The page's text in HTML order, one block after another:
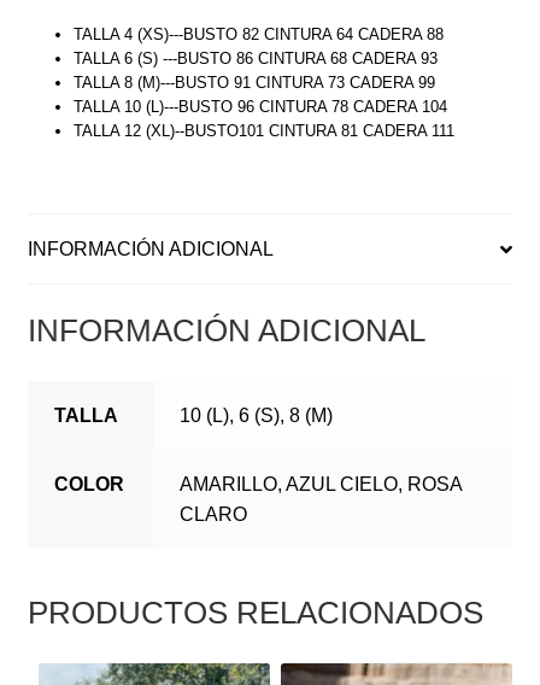
TALLA 4 (XS)---BUSTO 82 CINTURA 64 CADERA 88
TALLA 6 (S) ---BUSTO 86 CINTURA 68 CADERA 93
TALLA 8 (M)---BUSTO 91 CINTURA 73 CADERA 99
TALLA 10 (L)---BUSTO 96 CINTURA 78 CADERA 104
TALLA 12 (XL)--BUSTO101 CINTURA 81 CADERA 111
INFORMACIÓN ADICIONAL
INFORMACIÓN ADICIONAL
TALLA 10 (L), 6 (S), 8 (M)
COLOR
AMARILLO, AZUL CIELO, ROSA
CLARO
PRODUCTOS RELACIONADOS
ESTE ESTE